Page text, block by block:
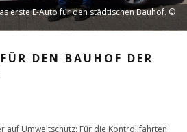
erste E-Auto für den städtischen Bauhof. ©
DEN BAUHOF DER
auf Umweltschutz: Für die Kontrollfahrten